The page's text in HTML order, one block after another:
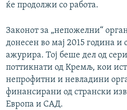
ќе продолжи со работа.
Законот за „непожелни“
донесен во мај 2015 година и
ажурира. Тој беше дел од
поттикнати од Кремљ, кои
непрофитни и невладини
финансирани од странски
Европа и САД.